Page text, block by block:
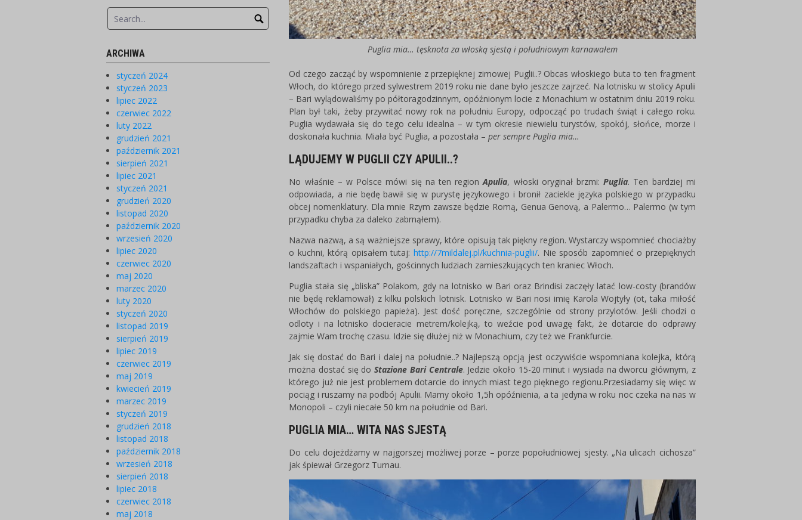
Puglia mia… tęsknota za włoską sjestą i południowym karnawałem
Od czego zacząć by wspomnienie z przepięknej zimowej Puglii..? Obcas włoskiego buta to ten fragment
Włoch, do którego przed sylwestrem 2019 roku nie dane było jeszcze zajrzeć. Na lotnisku w stolicy Apulii
– Bari wylądowaliśmy po półtoragodzinnym, opóźnionym locie z Monachium w ostatnim dniu 2019 roku.
Plan był taki, żeby przywitać nowy rok na południu Europy, odpocząć po trudach świąt i całego roku.
Puglia wydawała się do tego celu idealna – w tym okresie niewielu turystów, spokój, słońce, morze i
doskonała kuchnia. Miała być Puglia, a pozostała –per sempre Puglia mia…
LĄDUJEMY W PUGLII CZY APULII..?
No właśnie – w Polsce mówi się na ten regionApulia, włoski oryginał brzmi:Puglia. Ten bardziej mi
odpowiada, a nie będę bawił się w purystę językowego i bronił zaciekle języka polskiego w przypadku
obcej nomenklatury. Dla mnie Rzym zawsze będzie Romą, Genua Genovą, a Palermo… Palermo (w tym
przypadku chyba za daleko zabrnąłem).
Nazwa nazwą, a są ważniejsze sprawy, które opisują tak piękny region. Wystarczy wspomnieć chociażby
o kuchni, którą opisałem tutaj: http://7mildalej.pl/kuchnia-puglii/. Nie sposób zapomnieć o przepięknych
landszaftach i wspaniałych, gościnnych ludziach zamieszkujących ten kraniec Włoch.
Puglia stała się „bliska” Polakom, gdy na lotnisko w Bari oraz Brindisi zaczęły latać low-costy (brandów
nie będę reklamował) z kilku polskich lotnisk. Lotnisko w Bari nosi imię Karola Wojtyły (ot, taka miłość
Włochów do polskiego papieża). Jest dość poręczne, szczególnie od strony przylotów. Jeśli chodzi o
odloty i na lotnisko docieracie metrem/kolejką, to weźcie pod uwagę fakt, że dotarcie do odprawy
zajmie Wam trochę czasu. Idzie się dłużej niż w Monachium, czy też we Frankfurcie.
Jak się dostać do Bari i dalej na południe..? Najlepszą opcją jest oczywiście wspomniana kolejka, którą
można dostać się doStazione Bari Centrale. Jedzie około 15-20 minut i wysiada na dworcu głównym, z
którego już nie jest problemem dotarcie do innych miast tego pięknego regionu.Przesiadamy się więc w
pociąg i ruszamy na podbój Apulii. Mamy około 1,5h opóźnienia, a ta jedyna w roku noc czeka na nas w
Monopoli – czyli niecałe 50 km na południe od Bari.
PUGLIA MIA… WITA NAS SJESTĄ
Do celu dojeżdżamy w najgorszej możliwej porze – porze popołudniowej sjesty. „Na ulicach cichosza”
jak śpiewał Grzegorz Turnau.
ARCHIWA
styczeń 2024
styczeń 2023
lipiec 2022
czerwiec 2022
luty 2022
grudzień 2021
październik 2021
sierpień 2021
lipiec 2021
styczeń 2021
grudzień 2020
listopad 2020
październik 2020
wrzesień 2020
lipiec 2020
czerwiec 2020
maj 2020
marzec 2020
luty 2020
styczeń 2020
listopad 2019
sierpień 2019
lipiec 2019
czerwiec 2019
maj 2019
kwiecień 2019
marzec 2019
styczeń 2019
grudzień 2018
listopad 2018
październik 2018
wrzesień 2018
sierpień 2018
lipiec 2018
czerwiec 2018
maj 2018